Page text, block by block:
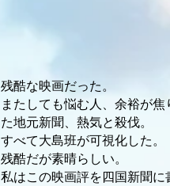
残酷な映画だった。
またしても悩む人、余裕が
た地元新聞、熱気と殺伐。
すべて大島班が可視化した。
残酷だが素晴らしい。
私はこの映画評を四国新聞に